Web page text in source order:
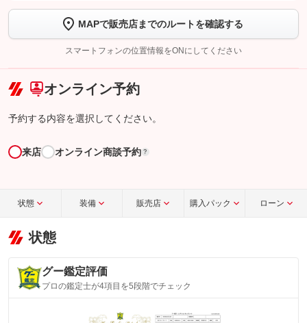
トーク画面で
ボタンをタップして問い合わせを
完了してください。
こちら
MAPで販売店までのルートを確認する
スマートフォンの位置情報をONにしてください
オンライン予約
予約する内容を選択してください。
来店 オンライン商談予約 ?
状態 装備 販売店 購入パック ローン
状態
グー鑑定評価
プロの鑑定士が4項目を5段階でチェック